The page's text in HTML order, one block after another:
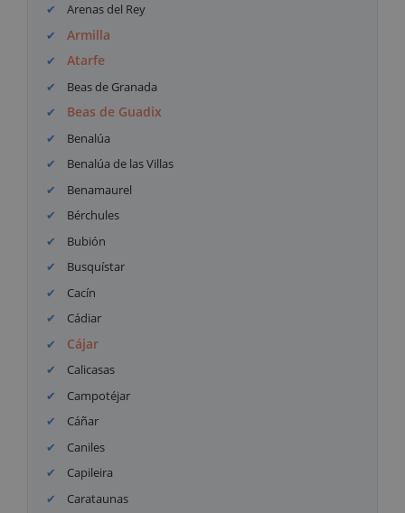
Arenas del Rey
Armilla
Atarfe
Beas de Granada
Beas de Guadix
Benalúa
Benalúa de las Villas
Benamaurel
Bérchules
Bubión
Busquístar
Cacín
Cádiar
Cájar
Calicasas
Campotéjar
Cáñar
Caniles
Capileira
Carataunas